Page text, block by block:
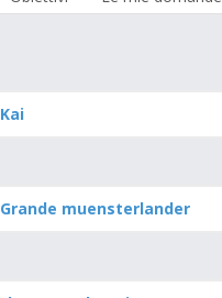
Kai
Grande muensterlander